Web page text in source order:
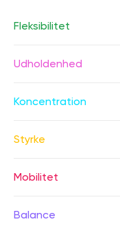
Fleksibilitet
Udholdenhed
Koncentration
Styrke
Mobilitet
Balance